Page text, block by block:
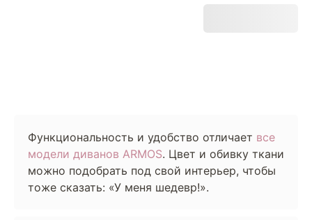
Функциональность и удобство отличает все
модели диванов ARMOS. Цвет и обивку ткани
можно подобрать под свой интерьер, чтобы
тоже сказать: «У меня шедевр!».